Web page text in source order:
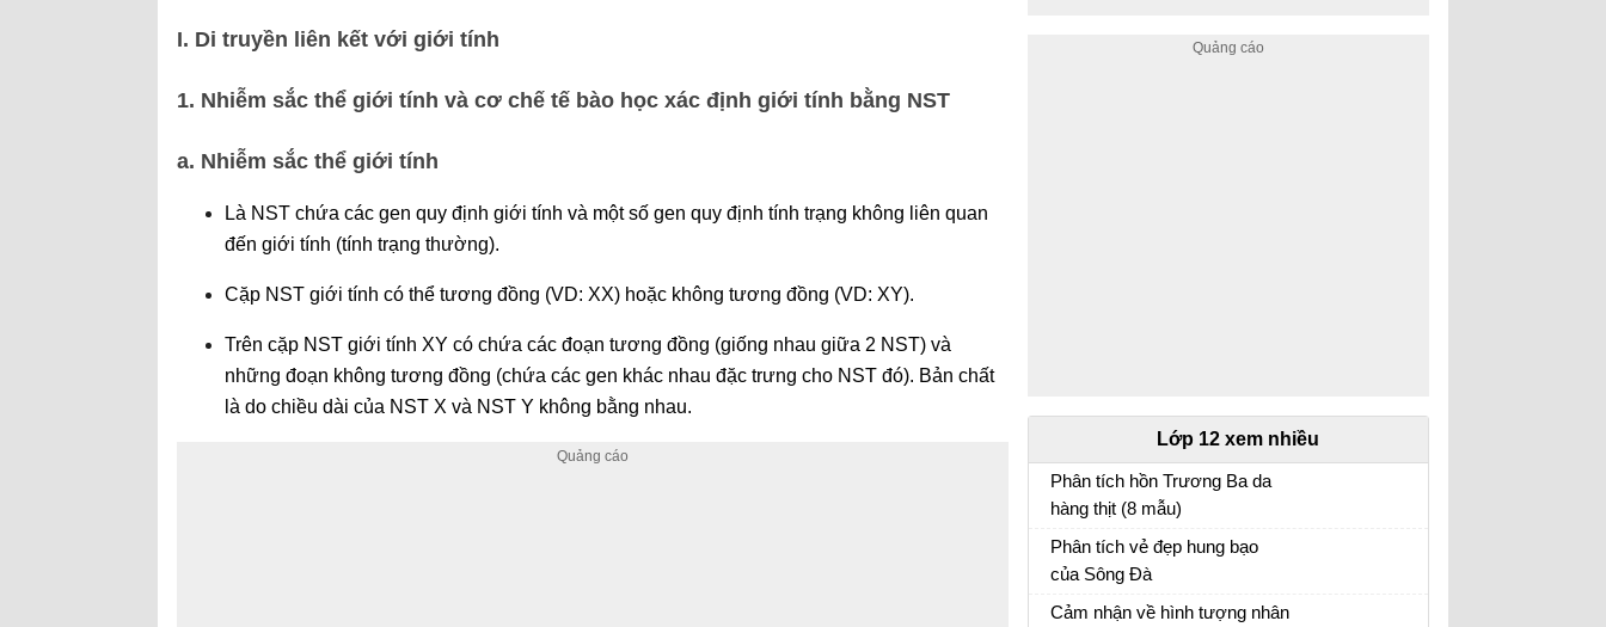
I. Di truyền liên kết với giới tính
1. Nhiễm sắc thể giới tính và cơ chế tế bào học xác định giới tính bằng NST
a. Nhiễm sắc thể giới tính
Là NST chứa các gen quy định giới tính và một số gen quy định tính trạng không liên quan
đến giới tính (tính trạng thường).
Cặp NST giới tính có thể tương đồng (VD: XX) hoặc không tương đồng (VD: XY).
Trên cặp NST giới tính XY có chứa các đoạn tương đồng (giống nhau giữa 2 NST) và
những đoạn không tương đồng (chứa các gen khác nhau đặc trưng cho NST đó). Bản chất
là do chiều dài của NST X và NST Y không bằng nhau.
Lớp 12 xem nhiều
Phân tích hồn Trương Ba da
hàng thịt (8 mẫu)
Phân tích bài hồn Trương Ba da hàng thịt - Văn
mẫu 12
Phân tích vẻ đẹp hung bạo
của Sông Đà
Văn mẫu 12
Cảm nhận về hình tượng nhân